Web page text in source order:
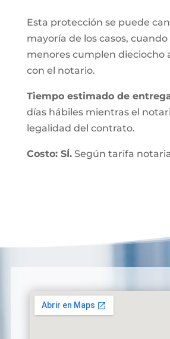
Esta protección se puede
mayoría de los casos, cuando
menores cumplen dieciocho
con el notario.
Tiempo estimado de
días hábiles mientras el
legalidad del contrato.
Costo: SÍ.Según tarifa